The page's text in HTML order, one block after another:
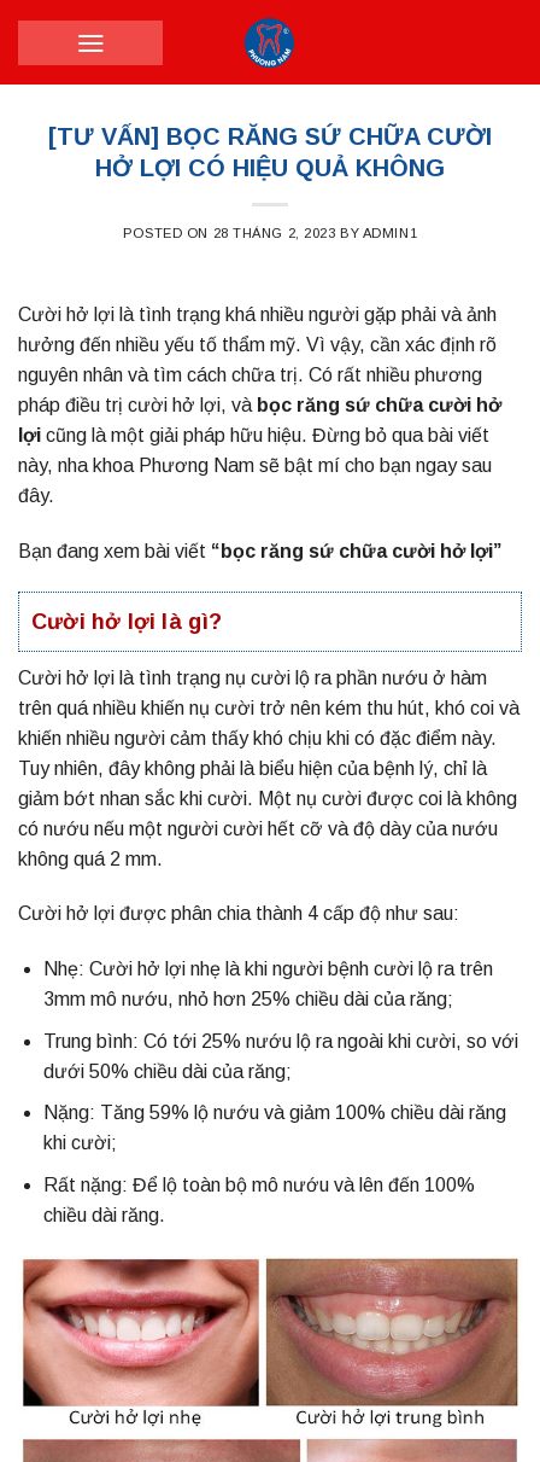
[TƯ VẤN] BỌC RĂNG SỨ CHỮA CƯỜI
HỞ LỢI CÓ HIỆU QUẢ KHÔNG
POSTED ON 28 THÁNG 2, 2023 BY ADMIN1
Cười hở lợi là tình trạng khá nhiều người gặp phải và ảnh
hưởng đến nhiều yếu tố thẩm mỹ. Vì vậy, cần xác định rõ
nguyên nhân và tìm cách chữa trị. Có rất nhiều phương
pháp điều trị cười hở lợi, và bọc răng sứ chữa cười hở
lợi cũng là một giải pháp hữu hiệu. Đừng bỏ qua bài viết
này, nha khoa Phương Nam sẽ bật mí cho bạn ngay sau
đây.
Bạn đang xem bài viết “ bọc răng sứ chữa cười hở lợi”
Cười hở lợi là gì?
Cười hở lợi là tình trạng nụ cười lộ ra phần nướu ở hàm
trên quá nhiều khiến nụ cười trở nên kém thu hút, khó coi và
khiến nhiều người cảm thấy khó chịu khi có đặc điểm này.
Tuy nhiên, đây không phải là biểu hiện của bệnh lý, chỉ là
giảm bớt nhan sắc khi cười. Một nụ cười được coi là không
có nướu nếu một người cười hết cỡ và độ dày của nướu
không quá 2 mm.
Cười hở lợi được phân chia thành 4 cấp độ như sau:
Nhẹ: Cười hở lợi nhẹ là khi người bệnh cười lộ ra trên
3mm mô nướu, nhỏ hơn 25% chiều dài của răng;
Trung bình: Có tới 25% nướu lộ ra ngoài khi cười, so với
dưới 50% chiều dài của răng;
Nặng: Tăng 59% lộ nướu và giảm 100% chiều dài răng
khi cười;
Rất nặng: Để lộ toàn bộ mô nướu và lên đến 100%
chiều dài răng.